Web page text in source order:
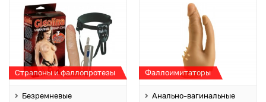
Страпоны и фаллопротезы
Безремневые
Фаллоимитаторы
Анально-вагинальные